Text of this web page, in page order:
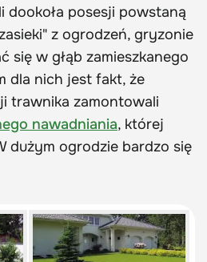
dookoła posesji powstaną
z ogrodzeń, gryzonie
się w głąb zamieszkanego
dla nich jest fakt, że
trawnika zamontowali
nawadniania, której
dużym ogrodzie bardzo się